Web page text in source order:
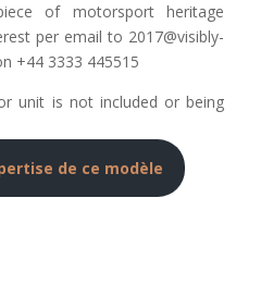
of motorsport heritage
per email to 2017@visibly-
+44 3333 445515
unit is not included or being
de ce modèle